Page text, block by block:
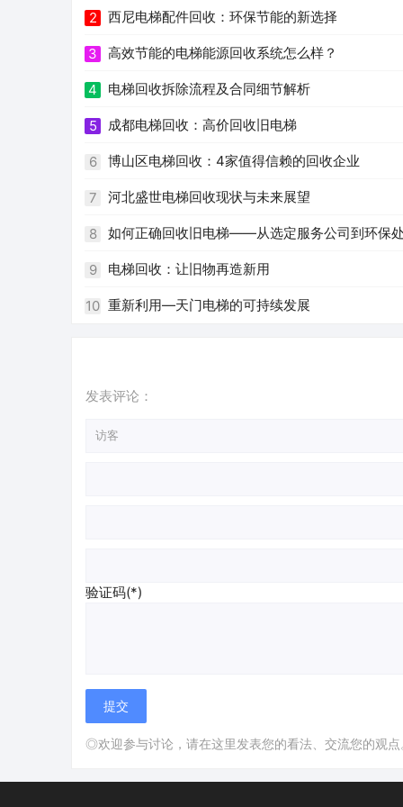
2 西尼电梯配件回收：环保节能的新选择
3 高效节能的电梯能源回收系统怎么样？
4 电梯回收拆除流程及合同细节解析
5 成都电梯回收：高价回收旧电梯
6 博山区电梯回收：4家值得信赖的回收企业
7 河北盛世电梯回收现状与未来展望
8 如何正确回收旧电梯——从选定服务公司到环保
9 电梯回收：让旧物再造新用
10 重新利用—天门电梯的可持续发展
发表评论：
验证码(*)
◎欢迎参与讨论，请在这里发表您的看法、交流您的观点